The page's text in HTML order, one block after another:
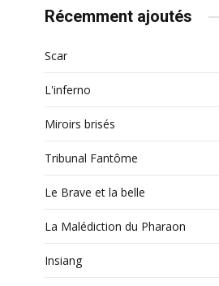
Récemment ajoutés
Scar
L'inferno
Miroirs brisés
Tribunal Fantôme
Le Brave et la belle
La Malédiction du Pharaon
Insiang